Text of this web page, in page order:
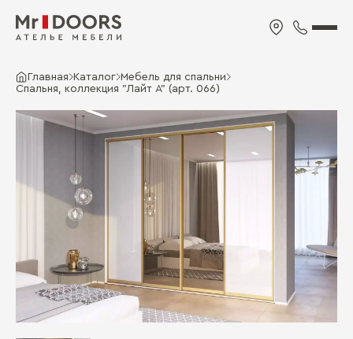
Главная Каталог Мебель для спальни
Спальня, коллекция "Лайт А" (арт. 066)